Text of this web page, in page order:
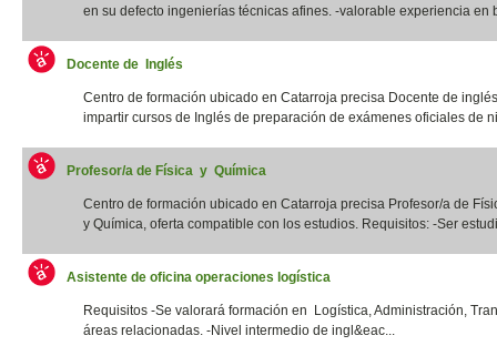
en su defecto ingenierías técnicas afines. -valorable experiencia en
Docente de Inglés
Centro de formación ubicado en Catarroja precisa Docente de
impartir cursos de Inglés de preparación de exámenes oficiales de
Profesor/a de Física y Química
Centro de formación ubicado en Catarroja precisa Profesor/a de
y Química, oferta compatible con los estudios. Requisitos: -Ser
Asistente de oficina operaciones logística
Requisitos -Se valorará formación en Logística, Administración,
áreas relacionadas. -Nivel intermedio de ingl&eac...